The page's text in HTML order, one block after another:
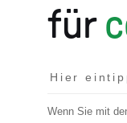
für
Wenn Sie mit